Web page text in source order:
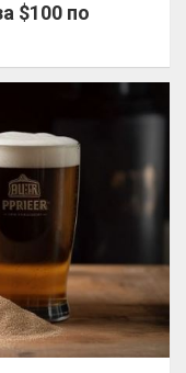
$100 по